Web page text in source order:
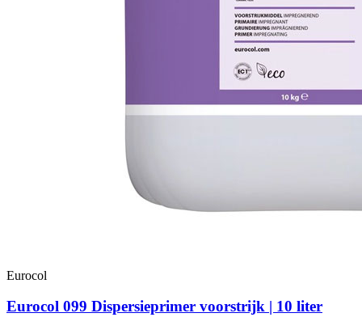
Eurocol
Eurocol 099 Dispersieprimer voorstrijk | 10 liter